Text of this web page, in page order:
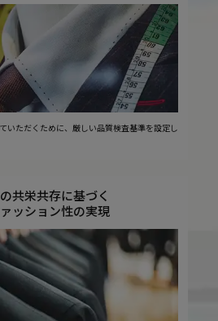
いただくために、厳しい品質検査基準を設定し
共栄共存に基づく
ッション性の実現